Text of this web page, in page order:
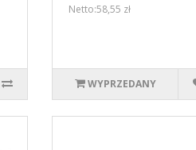
Netto:58,55 zł
WYPRZEDANY